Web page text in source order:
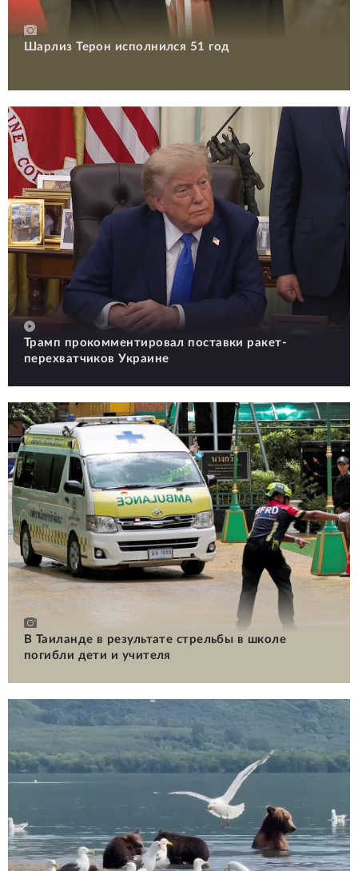
Шарлиз Терон исполнился 51 год
Трамп прокомментировал поставки ракет-
перехватчиков Украине
В Таиланде в результате стрельбы в школе
погибли дети и учителя